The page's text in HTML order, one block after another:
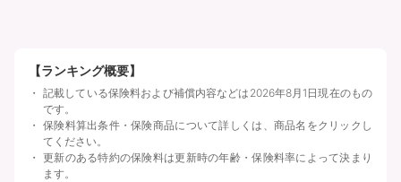
【ランキング概要】
記載している保険料および補償内容などは2026年8月1日現在のもの
です。
保険料算出条件・保険商品について詳しくは、商品名をクリックし
てください。
更新のある特約の保険料は更新時の年齢・保険料率によって決まり
ます。